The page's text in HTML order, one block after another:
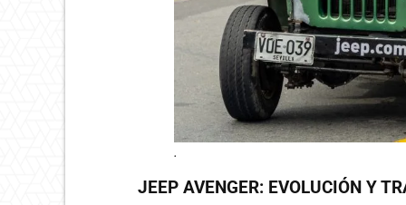
.
JEEP AVENGER: EVOLUCIÓN Y